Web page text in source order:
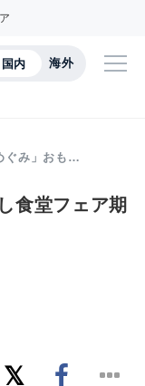
国内 海外
ぐみ」おも…
食堂フェア期